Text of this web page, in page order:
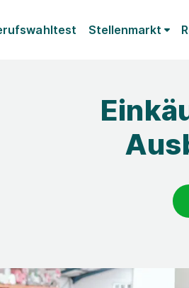
Stellenmarkt